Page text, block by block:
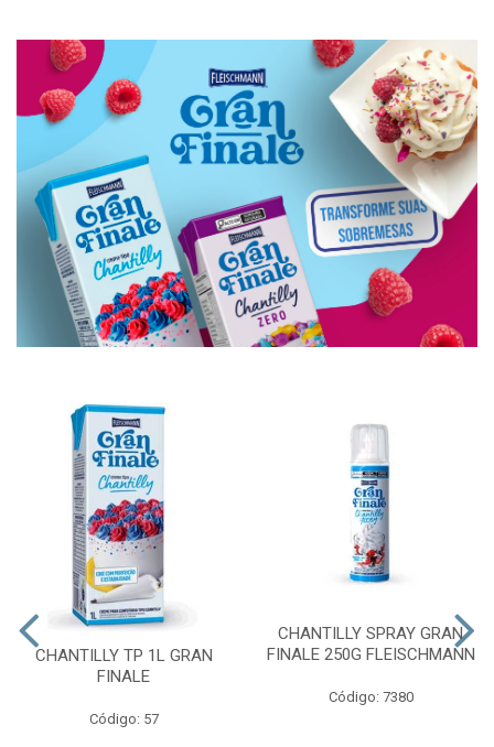
CHANTILLY TP 1L GRAN
FINALE
Código: 57
CHANTILLY SPRAY GRAN
FINALE 250G FLEISCHMANN
Código: 7380